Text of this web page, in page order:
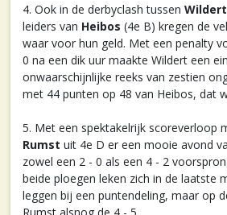
4. Ook in de derbyclash tussen Wildert
leiders van Heibos (4e B) kregen de
waar voor hun geld. Met een penalty
0 na een dik uur maakte Wildert een
onwaarschijnlijke reeks van zestien
met 44 punten op 48 van Heibos, dat
5. Met een spektakelrijk scoreverloop
Rumst uit 4e D er een mooie avond
zowel een 2 - 0 als een 4 - 2
beide ploegen leken zich in de laatste
leggen bij een puntendeling, maar op
Rumst alsnog de 4 - 5.